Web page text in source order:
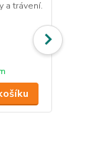
a trávení.